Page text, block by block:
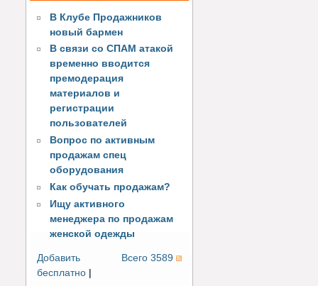
В Клубе Продажников
новый бармен
В связи со СПАМ атакой
временно вводится
премодерация
материалов и
регистрации
пользователей
Вопрос по активным
продажам спец
оборудования
Как обучать продажам?
Ищу активного
менеджера по продажам
женской одежды
Всего 3589
Добавить
бесплатно |